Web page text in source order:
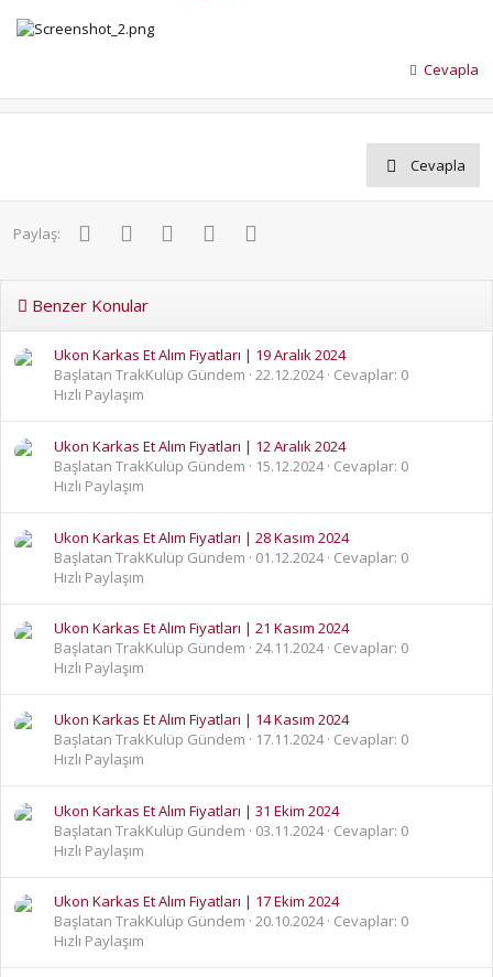
Cevapla
Cevapla
Paylaş: FacebookTwitter PinterestWhatsApp
Benzer Konular
Ukon Karkas Et Alım Fiyatları | 19 Aralık 2024
Başlatan TrakKulüp Gündem 22.12.2024 Cevaplar: 0
Hızlı Paylaşım
Ukon Karkas Et Alım Fiyatları | 12 Aralık 2024
Başlatan TrakKulüp Gündem
15.12.2024 Cevaplar: 0
Hızlı Paylaşım
Ukon Karkas Et Alım Fiyatları | 28 Kasım 2024
Başlatan TrakKulüp Gündem
01.12.2024 Cevaplar: 0
Hızlı Paylaşım
Ukon Karkas Et Alım Fiyatları | 21 Kasım 2024
Başlatan TrakKulüp Gündem 24.11.2024 Cevaplar: 0
Hızlı Paylaşım
Ukon Karkas Et Alım Fiyatları | 14 Kasım 2024
Başlatan TrakKulüp Gündem
17.11.2024 Cevaplar: 0
Hızlı Paylaşım
Ukon Karkas Et Alım Fiyatları | 31 Ekim 2024
Başlatan TrakKulüp Gündem
03.11.2024 Cevaplar: 0
Hızlı Paylaşım
Ukon Karkas Et Alım Fiyatları | 17 Ekim 2024
Başlatan TrakKulüp Gündem 20.10.2024 Cevaplar: 0
Hızlı Paylaşım